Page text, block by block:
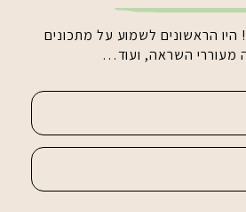
היו הראשונים לשמוע על מתכונים
מעוררי השראה, ועוד…